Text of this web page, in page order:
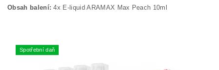
Obsah balení: 4x E-liquid ARAMAX Max Peach 10ml
Spotřební daň